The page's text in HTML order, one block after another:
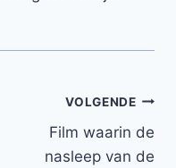
VOLGENDE
Film waarin de
nasleep van de